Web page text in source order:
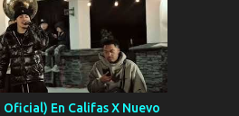
Oficial) En Califas X Nuevo